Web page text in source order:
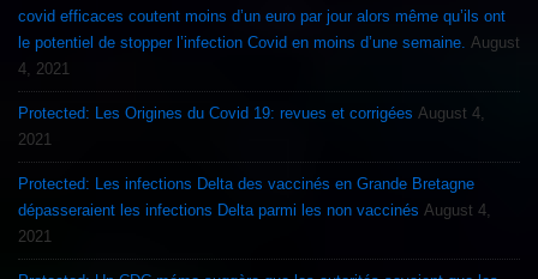
covid efficaces coutent moins d’un euro par jour alors même qu’ils ont
le potentiel de stopper l’infection Covid en moins d’une semaine. August
4, 2021
Protected: Les Origines du Covid 19: revues et corrigées August 4,
2021
Protected: Les infections Delta des vaccinés en Grande Bretagne
dépasseraient les infections Delta parmi les non vaccinés August 4,
2021